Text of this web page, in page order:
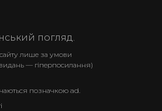
погляд.
лише за умови
— гіперпосилання)
позначкою ad.